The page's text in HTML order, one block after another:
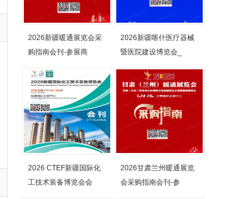
2026新疆暖通展览会采
购指南会刊-参展商
2026新疆喀什医疗器械
暨医院建设博览会_
2026 CTEF新疆国际化
工技术装备博览会会
2026甘肃兰州暖通展览
会采购指南会刊-参